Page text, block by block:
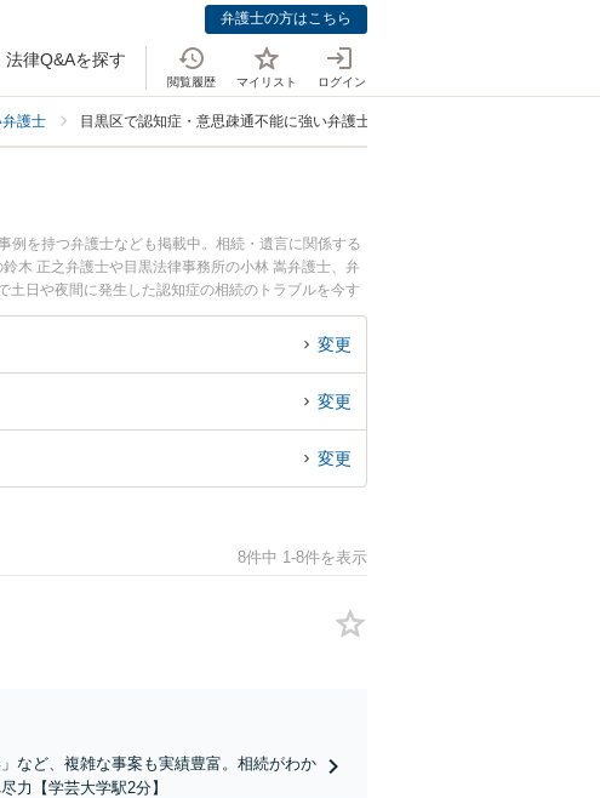
弁護士の方はこちら
法律Q&Aを探す
閲覧履歴 マイリスト ログイン
護士 目黒区で認知症・意思疎通不能に強い弁護士
例を持つ弁護士なども掲載中。相続・遺言に関係する
木 正之弁護士や目黒法律事務所の小林 嵩弁護士、弁
日や夜間に発生した認知症の相続のトラブルを今す
の相続を法律相談できる目黒区内の弁護士に相談予約
変更
変更
変更
8件中 1-8件を表示
など、複雑な事案も実績豊富。相続がわか
力【学芸大学駅2分】